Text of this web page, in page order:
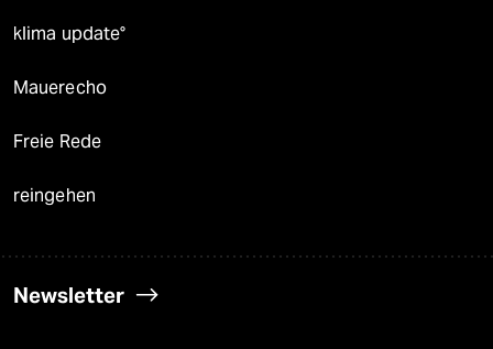
klima update°
Mauerecho
Freie Rede
reingehen
Newsletter